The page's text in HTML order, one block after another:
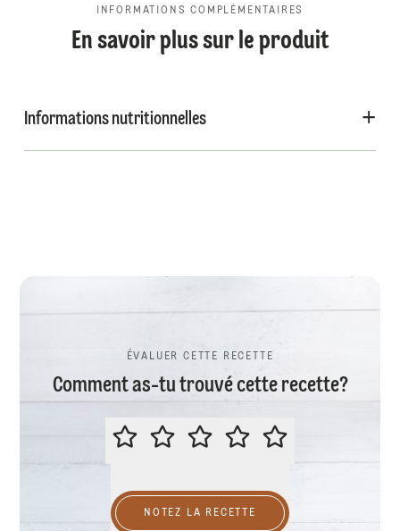
INFORMATIONS COMPLÉMENTAIRES
En savoir plus sur le produit
Informations nutritionnelles
ÉVALUER CETTE RECETTE
Comment as-tu trouvé cette recette?
ÉVALUER CETTE RECETTE
NOTEZ LA RECETTE